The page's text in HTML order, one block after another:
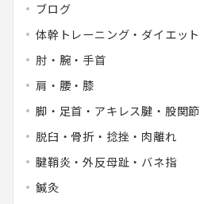
ブログ
体幹トレーニング・ダイエット
肘・腕・手首
肩・腰・膝
脚・足首・アキレス腱・股関節
脱臼・骨折・捻挫・肉離れ
腱鞘炎・外反母趾・バネ指
鍼灸